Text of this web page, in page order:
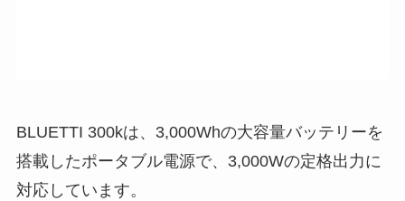
BLUETTI 300kは、3,000Whの大容量バッテリーを
搭載したポータブル電源で、3,000Wの定格出力に
対応しています。